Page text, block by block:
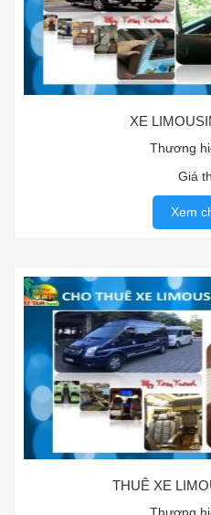
XE
Thương
Giá
Xem
THUÊ XE